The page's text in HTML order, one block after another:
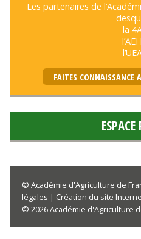
Les partenaires de
la
FAITES CONNAISSANCE
ESPACE
© Académie d'Agriculture de
légales | Création du site
© 2026 Académie d'Agriculture